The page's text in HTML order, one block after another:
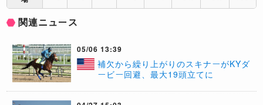
関連ニュース
05/06 13:39
補欠から繰り上がりのスキナーがKYダ
ービー回避、最大19頭立てに